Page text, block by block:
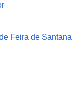
Feira de Santana